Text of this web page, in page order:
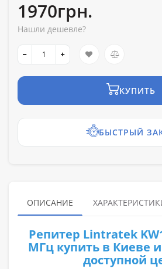
1970грн.
Нашли дешевле?
КУПИТЬ
БЫСТРЫЙ
ОПИСАНИЕ
Репитер Lintratek
МГц купить в Киеве
доступной